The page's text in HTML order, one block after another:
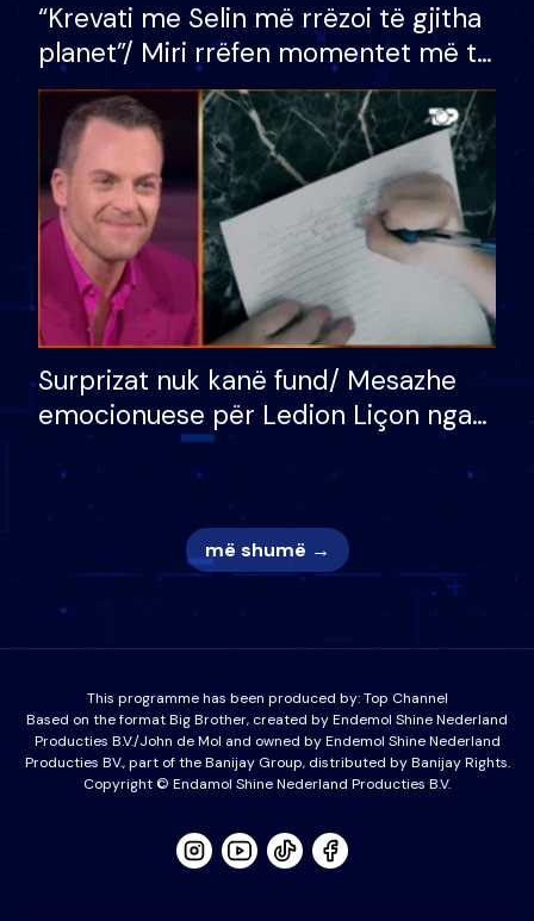
“Krevati me Selin më rrëzoi të gjitha
planet”/ Miri rrëfen momentet më të
bukura në shtëpinë e BB VIP: Do më
mungojë zilja e mëngjesit kur…
Surprizat nuk kanë fund/ Mesazhe
emocionuese për Ledion Liçon nga
nëna dhe fëmijët e tij, moderatori
nuk i mban dot lotët: Nuk meritoj…
më shumë →
This programme has been produced by:Top Channel
Based on the format Big Brother, created by Endemol Shine Nederland
Producties B.V./John de Mol and owned by Endemol Shine Nederland
Producties BV., part of the Banijay Group, distributed by Banijay Rights.
Copyright © Endamol Shine Nederland Producties B.V.